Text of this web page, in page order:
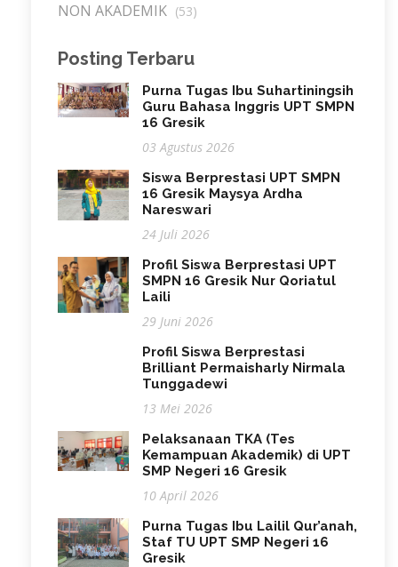
NON AKADEMIK (53)
Posting Terbaru
Purna Tugas Ibu Suhartiningsih
Guru Bahasa Inggris UPT SMPN
16 Gresik
03 Agustus 2026
Siswa Berprestasi UPT SMPN
16 Gresik Maysya Ardha
Nareswari
24 Juli 2026
Profil Siswa Berprestasi UPT
SMPN 16 Gresik Nur Qoriatul
Laili
29 Juni 2026
Profil Siswa Berprestasi
Brilliant Permaisharly Nirmala
Tunggadewi
13 Mei 2026
Pelaksanaan TKA (Tes
Kemampuan Akademik) di UPT
SMP Negeri 16 Gresik
10 April 2026
Purna Tugas Ibu Lailil Qur’anah,
Staf TU UPT SMP Negeri 16
Gresik